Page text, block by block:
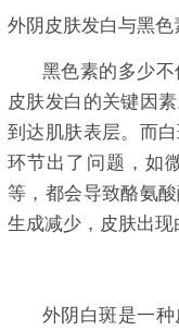
外阴皮肤发白与黑色
黑色素的多少不
皮肤发白的关键因
到达肌肤表层。而
环节出了问题，如
等，都会导致酪氨
生成减少，皮肤出现
外阴白斑是一种